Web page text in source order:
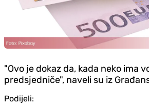
"Ovo je dokaz da, kada neko ima
predsjedniče", naveli su iz
Podijeli: